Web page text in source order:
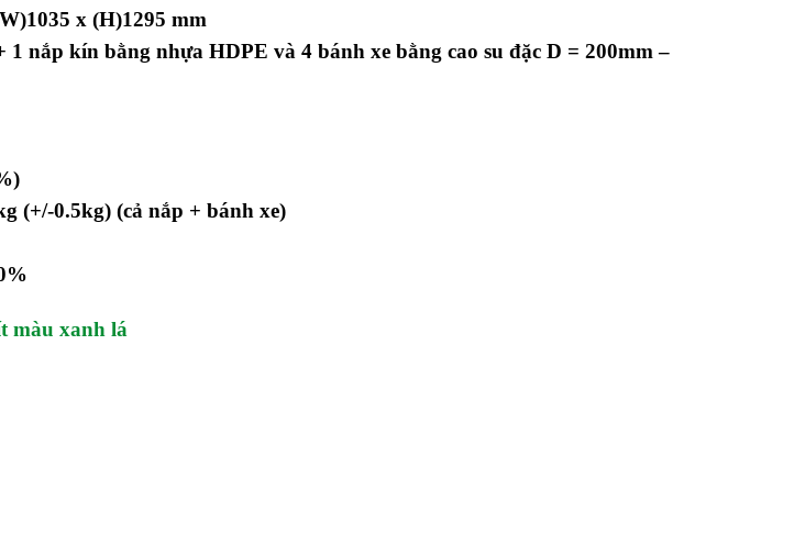
x (H)1295 mm
nắp kín bằng nhựa HDPE và 4 bánh xe bằng cao su đặc D = 200mm –
(+/-0.5kg) (cả nắp + bánh xe)